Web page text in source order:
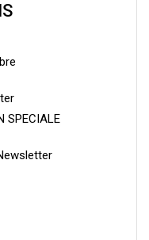
SPECIALE